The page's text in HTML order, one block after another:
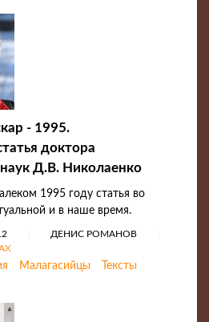
- 1995.
доктора
наук Д.В. Николаенко
1995 году статья во
и в наше время.
ДЕНИС РОМАНОВ
Малагасийцы Тексты